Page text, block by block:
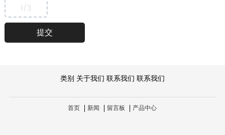
1/3
类别 关于我们 联系我们 联系我们
首页 新闻 留言板 产品中心